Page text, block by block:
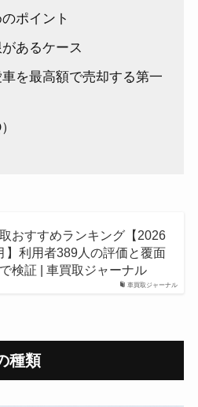
ポイント
あるケース
を最高額で売却する第一
車買取ジャーナル
おすすめランキング【2026
】利用者389人の評価と覆面
検証 | 車買取ジャーナル
種類